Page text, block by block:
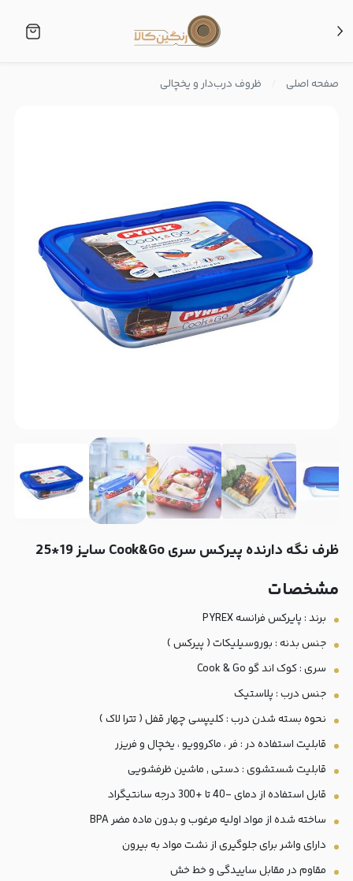
صفحه اصلی ظروف درب‌دار و یخچالی
ظرف نگه دارنده پیرکس سری Cook&Go سایز 19*25
مشخصات
برند :‌ پایركس فرانسه PYREX
جنس بدنه : بوروسیلیکات ( پیرکس )
سری : کوک اند گو Cook & Go
جنس درب : پلاستیک
نحوه بسته شدن درب : کلیپسی چهار قفل ( تترا لاک )
قابلیت استفاده در : فر ، ماکروویو ، یخچال و فریزر
قابلیت شستشوی : دستی , ماشین ظرفشویی
قابل استفاده از دمای -40 تا +300 درجه سانتیگراد
ساخته شده از مواد اولیه مرغوب و بدون ماده مضر BPA
دارای واشر برای جلوگیری از نشت مواد به بیرون
مقاوم در مقابل ساییدگی و خط خش